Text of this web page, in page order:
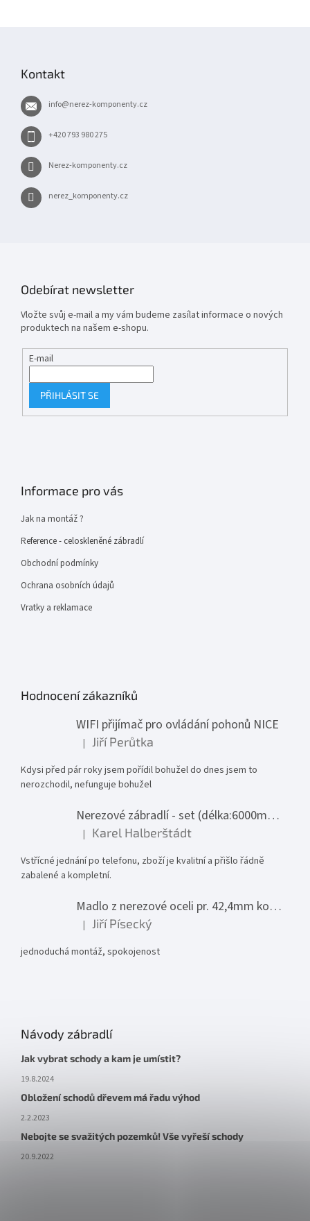
Kontakt
info@nerez-komponenty.cz
+420 793 980 275
Nerez-komponenty.cz
nerez_komponenty.cz
Odebírat newsletter
Vložte svůj e-mail a my vám budeme zasílat informace o nových
produktech na našem e-shopu.
E-mail
PŘIHLÁSIT SE
Informace pro vás
Jak na montáž ?
Reference - celoskleněné zábradlí
Obchodní podmínky
Ochrana osobních údajů
Vratky a reklamace
Hodnocení zákazníků
WIFI přijímač pro ovládání pohonů NICE
Hodnocení produktu je 1 z 5 hvězdiček.
| Jiří Perůtka
Kdysi před pár roky jsem pořídil bohužel do dnes jsem to
nerozchodil, nefunguje bohužel
Nerezové zábradlí - set (délka:6000mm x výška:1000mm)
Hodnocení produktu je 5 z 5 hvězdiček.
| Karel Halberštádt
Vstřícné jednání po telefonu, zboží je kvalitní a přišlo řádně
zabalené a kompletní.
Madlo z nerezové oceli pr. 42,4mm komplet - model 0116 - 3000mm
Hodnocení produktu je 5 z 5 hvězdiček.
| Jiří Písecký
jednoduchá montáž, spokojenost
Návody zábradlí
Jak vybrat schody a kam je umístit?
19.8.2024
Obložení schodů dřevem má řadu výhod
2.2.2023
Nebojte se svažitých pozemků! Vše vyřeší schody
20.9.2022